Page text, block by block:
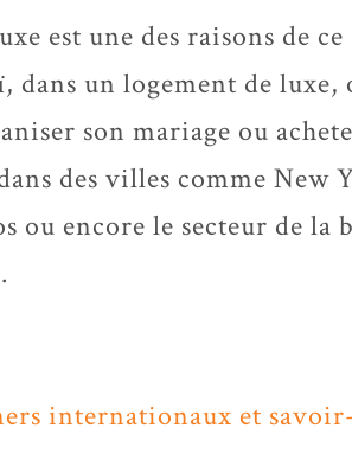
est une des raisons de ce
un logement de luxe,
son mariage ou
des villes comme New
ou encore le secteur de la
internationaux et